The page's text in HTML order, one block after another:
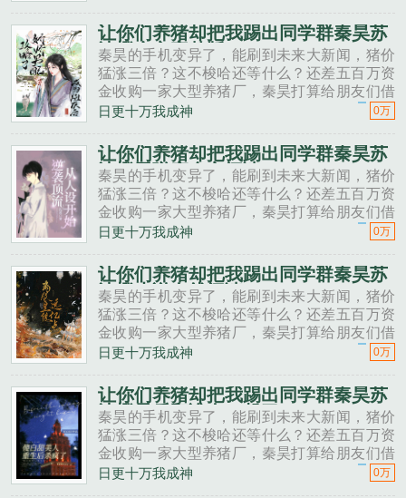
秦昊二狗子，借500万买点......
让你们养猪却把我踢出同学群秦昊苏
沐橙全文完整版
秦昊的手机变异了，能刷到未来大新闻，猪价
猛涨三倍？这不梭哈还等什么？还差五百万资
金收购一家大型养猪厂，秦昊打算给朋友们借
一点。秦昊老班长啊，我想回家养猪，要不要
秦昊二狗子，借500万买点......
日更十万我成神 0万
让你们养猪却把我踢出同学群秦昊苏
沐橙无弹窗全文阅读
秦昊的手机变异了，能刷到未来大新闻，猪价
猛涨三倍？这不梭哈还等什么？还差五百万资
金收购一家大型养猪厂，秦昊打算给朋友们借
一点。秦昊老班长啊，我想回家养猪，要不要
秦昊二狗子，借500万买点......
日更十万我成神 0万
让你们养猪却把我踢出同学群秦昊苏
沐橙小说在线阅读
秦昊的手机变异了，能刷到未来大新闻，猪价
猛涨三倍？这不梭哈还等什么？还差五百万资
金收购一家大型养猪厂，秦昊打算给朋友们借
一点。秦昊老班长啊，我想回家养猪，要不要
秦昊二狗子，借500万买点......
日更十万我成神 0万
让你们养猪却把我踢出同学群秦昊苏
沐橙最后和谁在一起了
秦昊的手机变异了，能刷到未来大新闻，猪价
猛涨三倍？这不梭哈还等什么？还差五百万资
金收购一家大型养猪厂，秦昊打算给朋友们借
一点。秦昊老班长啊，我想回家养猪，要不要
日更十万我成神 0万